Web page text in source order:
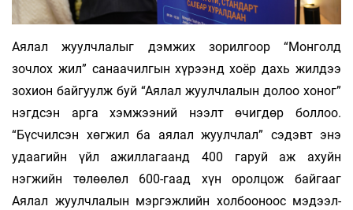
Аялал жуулчлалыг дэмжих зорилгоор “Мон­голд
зочлох жил” санаачилгын хүрээнд хоёр дахь жилдээ
зохион байгуулж буй “Ая­лал жуулчлалын долоо хоног”
нэгдсэн арга хэм­жээний нээлт өчиг­дөр боллоо.
“Бүсчилсэн хөг­жил ба аялал жуулч­лал” сэдэвт энэ
удаагийн үйл ажиллагаанд 400 га­руй аж ахуйн
нэгжийн тө­лөөлөл 600-гаад хүн орол­цож байгааг
Аялал жуулч­лалын мэргэжлийн хол­бооноос мэ­дээл­